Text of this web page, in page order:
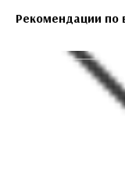
Рекомендации по